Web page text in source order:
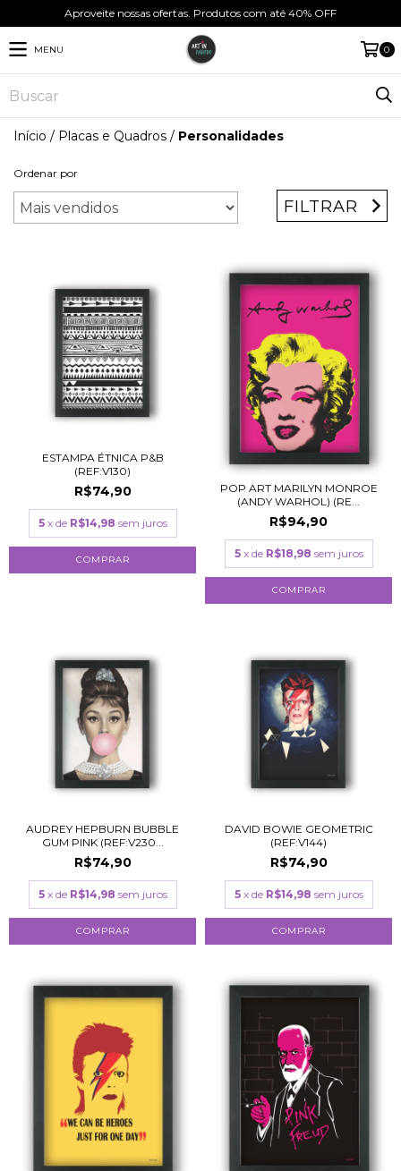
Aproveite nossas ofertas. Produtos com até 40% OFF
MENU 0
Início / Placas e Quadros / Personalidades
Ordenar por
FILTRAR
ESTAMPA ÉTNICA P&B
(REF:V130)
R$74,90
5 x de R$14,98 sem juros
COMPRAR
POP ART MARILYN MONROE
(ANDY WARHOL) (RE...
R$94,90
5 x de R$18,98 sem juros
COMPRAR
AUDREY HEPBURN BUBBLE
GUM PINK (REF:V230...
R$74,90
5 x de R$14,98 sem juros
COMPRAR
DAVID BOWIE GEOMETRIC
(REF:V144)
R$74,90
5 x de R$14,98 sem juros
COMPRAR